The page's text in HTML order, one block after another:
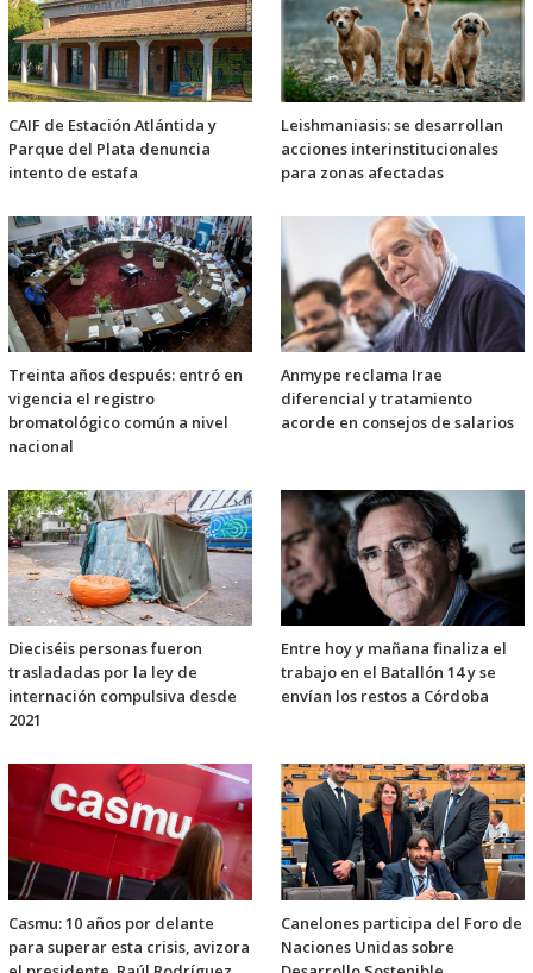
CAIF de Estación Atlántida y
Parque del Plata denuncia
intento de estafa
Leishmaniasis: se desarrollan
acciones interinstitucionales
para zonas afectadas
Treinta años después: entró en
vigencia el registro
bromatológico común a nivel
nacional
Anmype reclama Irae
diferencial y tratamiento
acorde en consejos de salarios
Dieciséis personas fueron
trasladadas por la ley de
internación compulsiva desde
2021
Entre hoy y mañana finaliza el
trabajo en el Batallón 14 y se
envían los restos a Córdoba
Casmu: 10 años por delante
para superar esta crisis, avizora
Canelones participa del Foro de
Naciones Unidas sobre